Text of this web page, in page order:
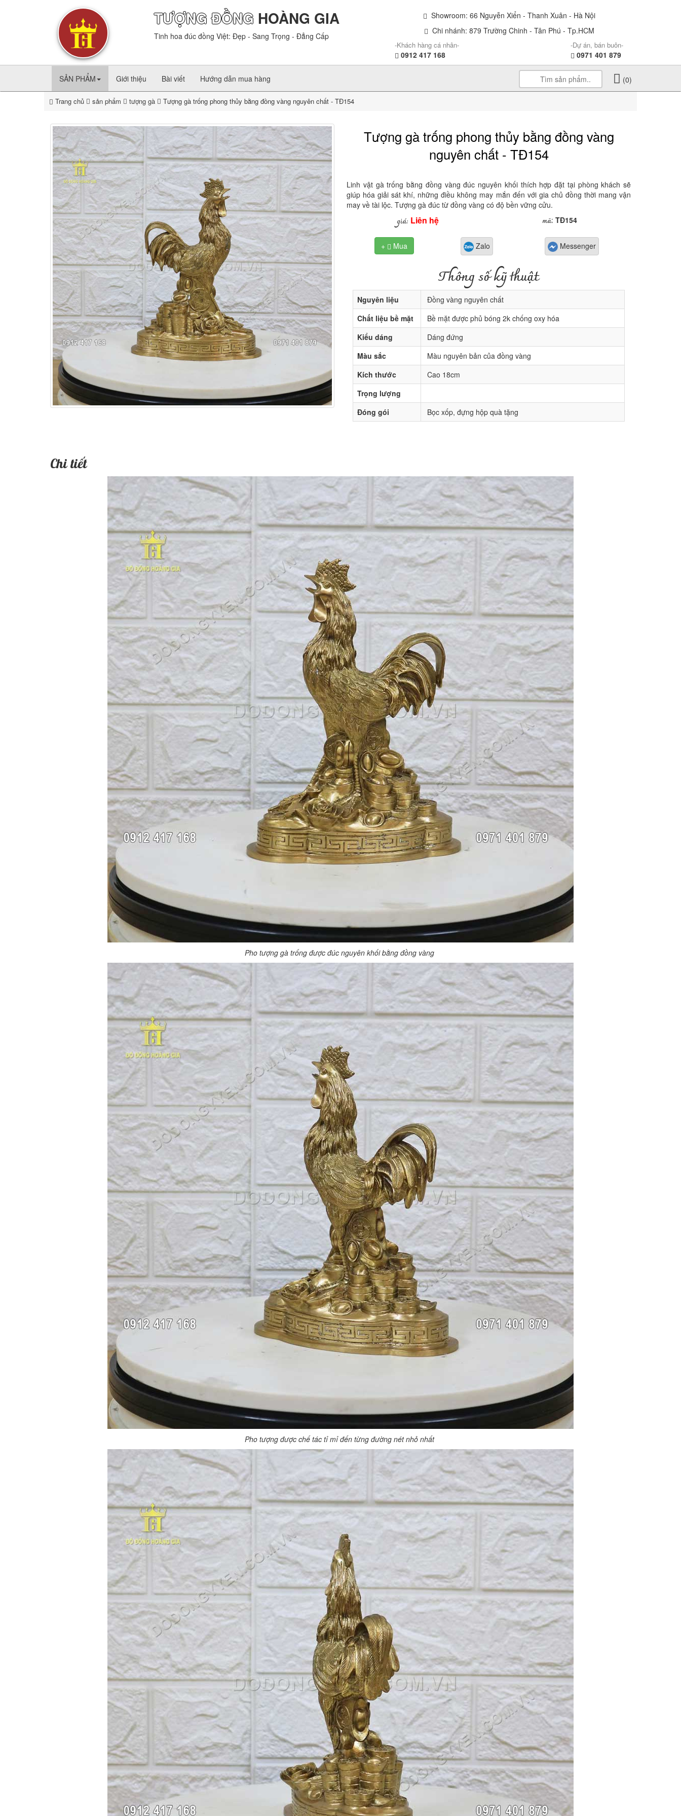
TƯỢNG ĐỒNG HOÀNG GIA
Tinh hoa đúc đồng Việt: Đẹp - Sang Trọng - Đẳng Cấp
Showroom: 66 Nguyễn Xiển - Thanh Xuân - Hà Nội
Chi nhánh: 879 Trường Chinh - Tân Phú - Tp.HCM
-Khách hàng cá nhân-
0912 417 168
-Dự án, bán buôn-
0971 401 879
SẢN PHẨM Giới thiệu Bài viết Hướng dẫn mua hàng (0)
Trang chủ sản phẩm tượng gà Tượng gà trống phong thủy bằng đồng vàng nguyên chất - TĐ154
Tượng gà trống phong thủy bằng đồng vàng
nguyên chất - TĐ154
Linh vật gà trống bằng đồng vàng đúc nguyên khối thích hợp đặt tại phòng khách sẽ
giúp hóa giải sát khí, những điều không may mắn đến với gia chủ đồng thời mang vận
may về tài lộc. Tượng gà đúc từ đồng vàng có độ bền vững cửu.
giá: Liên hệ mã:TĐ154
+  Mua Zalo Messenger
Thông số kỹ thuật
Nguyên liệu
Đồng vàng nguyên chất
Chất liệu bề mặt
Bề mặt được phủ bóng 2k chống oxy hóa
Kiểu dáng
Dáng đứng
Màu sắc
Màu nguyên bản của đồng vàng
Kích thước
Cao 18cm
Trọng lượng
Đóng gói
Bọc xốp, đựng hộp quà tặng
Chi tiết
Pho tượng gà trống được đúc nguyên khối bằng đồng vàng
Pho tượng được chế tác tỉ mỉ đến từng đường nét nhỏ nhất